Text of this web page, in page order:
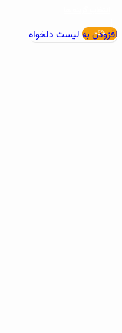
-5%
افزودن به لیست دلخواه